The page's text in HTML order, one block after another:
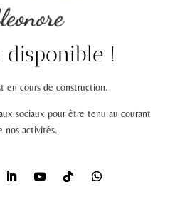
disponible !
en cours de construction.
sociaux pour être tenu au courant
nos activités.